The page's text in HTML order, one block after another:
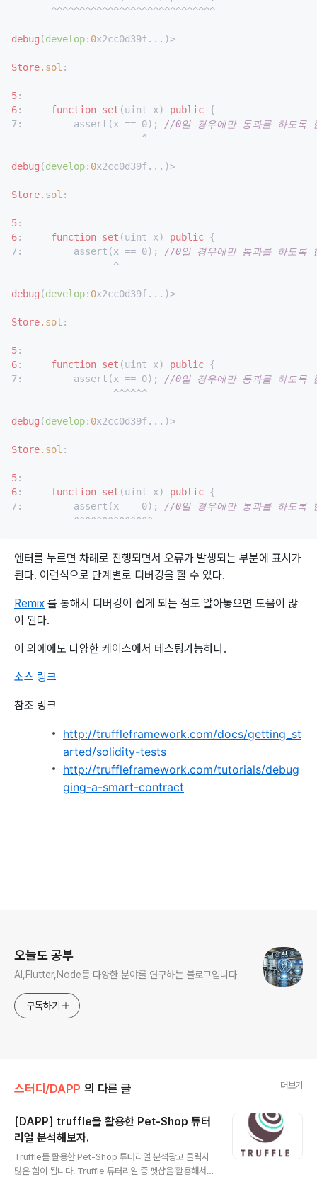
       ^^^^^^^^^^^^^^^^^^^^^^^^^^^^^
debug (develop: 0x2cc0d39f...)>
Store.sol :
5
6: function set (uint x) public {
7:         assert(x == 0);
//0일 경우에만 통과를 하도록
                       ^
debug (develop: 0x2cc0d39f...)>
Store.sol :
5
6: function set (uint x) public {
7:         assert(x == 0);
//0일 경우에만 통과를 하도록
                  ^
debug (develop: 0x2cc0d39f...)>
Store.sol :
5
6: function set (uint x) public {
7:         assert(x == 0);
//0일 경우에만 통과를 하도록
                  ^^^^^^
debug (develop: 0x2cc0d39f...)>
Store.sol :
5
6: function set (uint x) public {
7:         assert(x == 0);
//0일 경우에만 통과를 하도록
엔터를 누르면 차례로 진행되면서 오류가 발생되는 부분에 표시가
된다. 이런식으로 단계별로 디버깅을 할 수 있다.
Remix 를 통해서 디버깅이 쉽게 되는 점도 알아놓으면 도움이 많
이 된다.
이 외에에도 다양한 케이스에서 테스팅가능하다.
소스 링크
참조 링크
http://truffleframework.com/docs/getting_st
arted/solidity-tests
http://truffleframework.com/tutorials/debug
ging-a-smart-contract
오늘도 공부
AI,Flutter,Node등 다양한 분야를 연구하는 블로그입니다
구독하기
스터디/DAPP 의 다른 글 더보기
[DAPP] truffle을 활용한 Pet-Shop 튜터
리얼 분석해보자.
Truffle를 활용한 Pet-Shop 튜터리얼 분석광고 클릭시
많은 힘이 됩니다. Truffle 튜터리얼 중 펫샵을 활용해서